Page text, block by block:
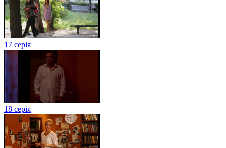
17 серія
18 серія